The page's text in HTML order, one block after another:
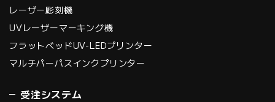
レーザー彫刻機
UVレーザーマーキング機
フラットベッドUV-LEDプリンター
マルチパーパスインクプリンター
受注システム